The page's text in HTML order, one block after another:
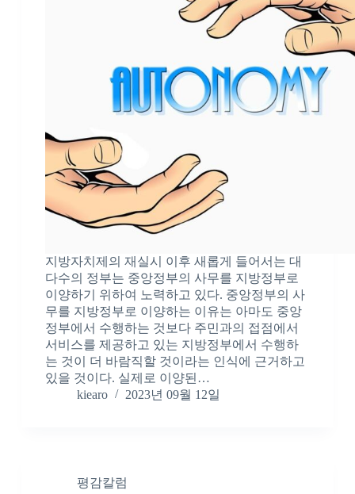
지방자치제의 재실시 이후 새롭게 들어서는 대
다수의 정부는 중앙정부의 사무를 지방정부로
이양하기 위하여 노력하고 있다. 중앙정부의 사
무를 지방정부로 이양하는 이유는 아마도 중앙
정부에서 수행하는 것보다 주민과의 접점에서
서비스를 제공하고 있는 지방정부에서 수행하
는 것이 더 바람직할 것이라는 인식에 근거하고
있을 것이다. 실제로 이양된…
kiearo
2023년 09월 12일
평감칼럼